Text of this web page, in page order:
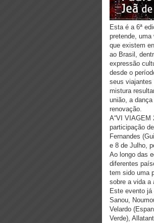
Esta é a 6ª
pretende,
que existem
ao Brasil,
expressão
desde o
seus viajantes
mistura
união, a
renovação.
A“VI VIAGEM
participação
Fernandes
e 8 de Julho,
Ao longo das
diferentes
tem sido uma
sobre a vida a
Este evento
Sanou,
Velardo
Verde),